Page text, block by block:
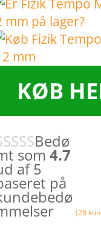
KØB
Bedø
som 4.7
af 5
på
(28